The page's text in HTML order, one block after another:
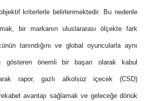
objektif kriterlerle belirlenmektedir. Bu nedenle
bir markanın uluslararası ölçekte fark
tanındığını ve global oyuncularla aynı
gösteren önemli bir başarı olarak kabul
rapor, gazlı alkolsüz içecek (CSD)
avantajı sağlamak ve geleceğe dönük